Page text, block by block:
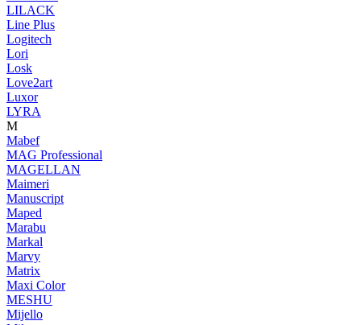
LILACK
Line Plus
Logitech
Lori
Losk
Love2art
Luxor
LYRA
M
Mabef
MAG Professional
MAGELLAN
Maimeri
Manuscript
Maped
Marabu
Markal
Marvy
Matrix
Maxi Color
MESHU
Mijello